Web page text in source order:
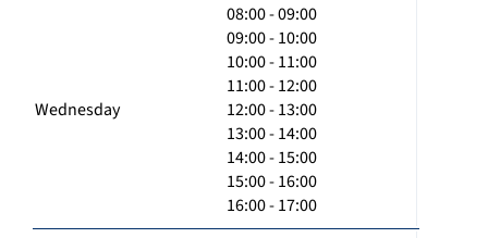
Wednesday
08:00 - 09:00
09:00 - 10:00
10:00 - 11:00
11:00 - 12:00
12:00 - 13:00
13:00 - 14:00
14:00 - 15:00
15:00 - 16:00
16:00 - 17:00